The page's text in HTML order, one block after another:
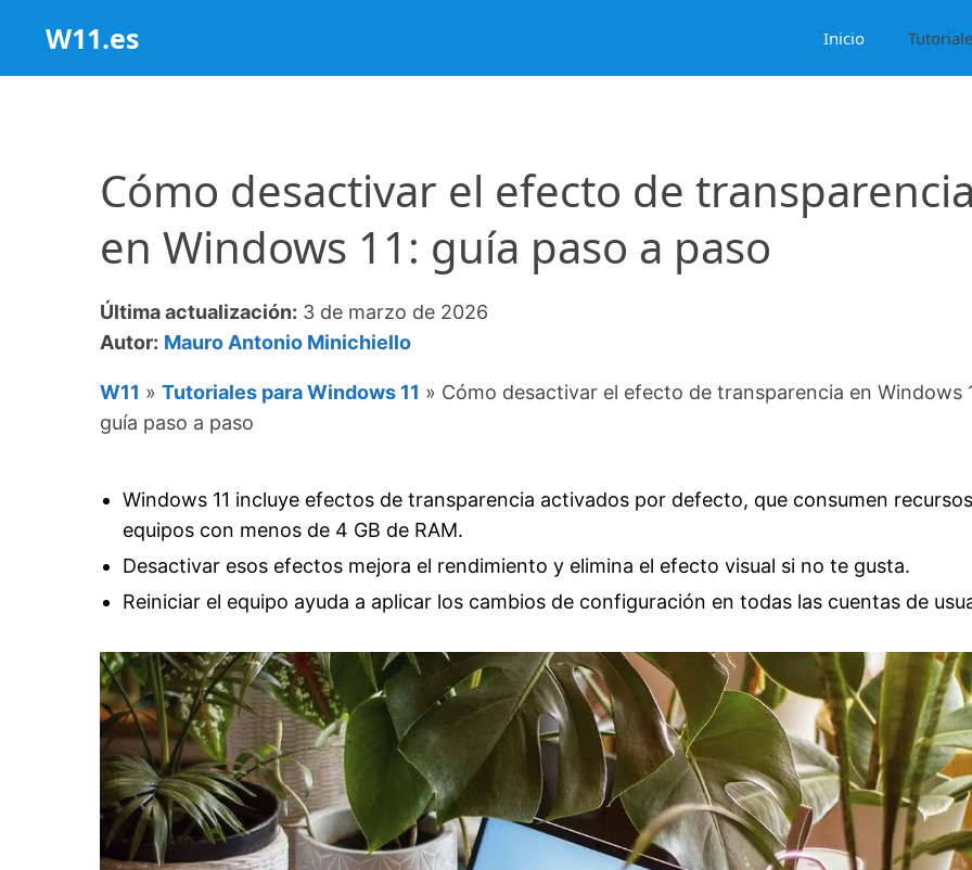
contenido
W11.es Inicio
Cómo desactivar el efecto de
en Windows 11: guía paso a paso
Última actualización: 3 de marzo de 2026
Autor: Mauro Antonio Minichiello
W11 » Tutoriales para Windows 11 » Cómo desactivar el efecto de transparencia en Windows
guía paso a paso
Windows 11 incluye efectos de transparencia activados por defecto, que consumen
equipos con menos de 4 GB de RAM.
Desactivar esos efectos mejora el rendimiento y elimina el efecto visual si no te gusta.
Reiniciar el equipo ayuda a aplicar los cambios de configuración en todas las cuentas de